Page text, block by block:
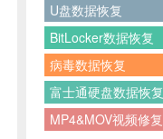
U盘数据恢复
BitLocker数据恢复
病毒数据恢复
富士通硬盘数据恢复
MP4&MOV视频修复